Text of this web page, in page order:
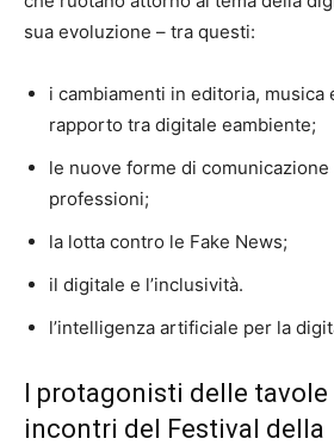
sua evoluzione – tra questi:
i cambiamenti in editoria, musica
rapporto tra digitale eambiente;
le nuove forme di comunicazione
professioni;
la lotta contro le Fake News;
il digitale e l’inclusività.
l’intelligenza artificiale per la
I protagonisti delle
incontri del Festival della